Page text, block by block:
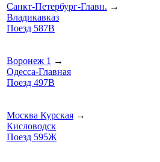
Санкт-Петербург-Главн. →
Владикавказ
Поезд 587В
Воронеж 1 →
Одесса-Главная
Поезд 497В
Москва Курская →
Кисловодск
Поезд 595Ж